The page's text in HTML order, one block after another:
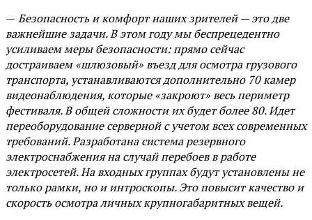
— Безопасность и комфорт наших зрителей — это две
важнейшие задачи. В этом году мы беспрецедентно
усиливаем меры безопасности: прямо сейчас
достраиваем «шлюзовый» въезд для осмотра грузового
транспорта, устанавливаются дополнительно 70 камер
видеонаблюдения, которые «закроют» весь периметр
фестиваля. В общей сложности их будет более 80. Идет
переоборудование серверной с учетом всех современных
требований. Разработана система резервного
электроснабжения на случай перебоев в работе
электросетей. На входных группах будут установлены не
только рамки, но и интроскопы. Это повысит качество и
скорость осмотра личных крупногабаритных вещей.